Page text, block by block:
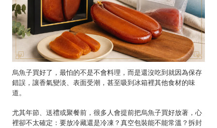
烏魚子買好了，最怕的不是不會料理，而是還沒吃到就因為保存
錯誤，讓香氣變淡、表面受潮，甚至吸到冰箱裡其他食材的味
道。
尤其年節、送禮或聚餐前，很多人會提前把烏魚子買好放著，心
裡卻不太確定：要放冷藏還是冷凍？真空包裝能不能常溫？拆封